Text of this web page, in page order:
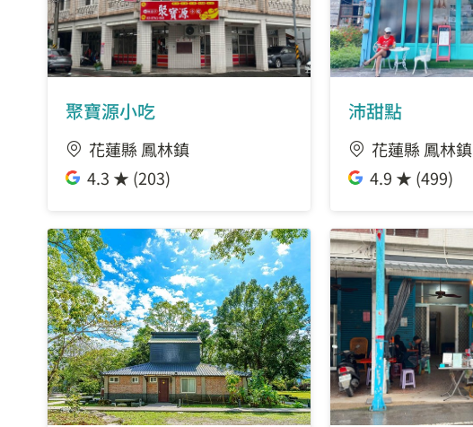
聚寶源小吃
花蓮縣 鳳林鎮
4.3 ★ (203)
沛甜點
花蓮縣 鳳林鎮
4.9 ★ (499)